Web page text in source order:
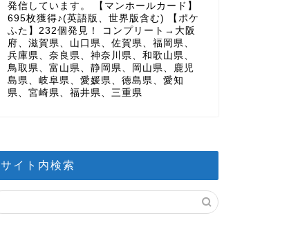
発信しています。 【マンホールカード】
695枚獲得♪(英語版、世界版含む) 【ポケ
ふた】232個発見！ コンプリート→大阪
府、滋賀県、山口県、佐賀県、福岡県、
兵庫県、奈良県、神奈川県、和歌山県、
鳥取県、富山県、静岡県、岡山県、鹿児
島県、岐阜県、愛媛県、徳島県、愛知
県、宮崎県、福井県、三重県
サイト内検索